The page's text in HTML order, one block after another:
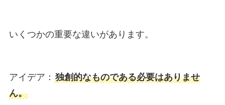
いくつかの重要な違いがあります。
アイデア： 独創的なものである必要はありませ
ん。